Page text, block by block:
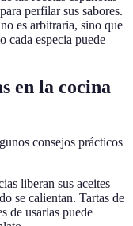
perfilar sus sabores.
es arbitraria, sino que
cada especia puede
en la cocina
consejos prácticos
liberan sus aceites
se calientan. Tartas de
de usarlas puede